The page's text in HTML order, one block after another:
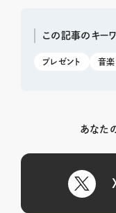
この記事のキー
プレゼント 音楽
あなた